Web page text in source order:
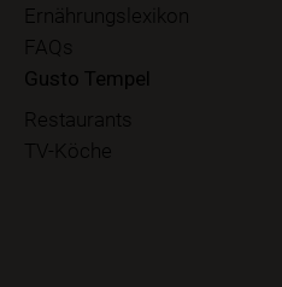
Ernährungslexikon
FAQs
Gusto Tempel
Restaurants
TV-Köche